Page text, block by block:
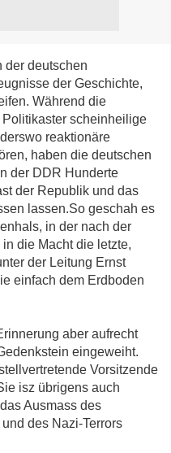
der deutschen
der Geschichte,
Während die
scheinheilige
reaktionäre
haben die deutschen
der DDR Hunderte
der Republik und das
lassen.So geschah es
in der nach der
die Macht die letzte,
der Leitung Ernst
einfach dem Erdboden
aber aufrecht
eingeweiht.
Vorsitzende
isz übrigens auch
Ausmass des
des Nazi-Terrors